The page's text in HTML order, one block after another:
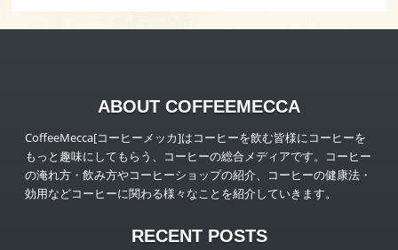
ABOUT COFFEEMECCA
CoffeeMecca[コーヒーメッカ]はコーヒーを飲む皆様にコーヒーを
もっと趣味にしてもらう、コーヒーの総合メディアです。コーヒー
の淹れ方・飲み方やコーヒーショップの紹介、コーヒーの健康法・
効用などコーヒーに関わる様々なことを紹介していきます。
RECENT POSTS